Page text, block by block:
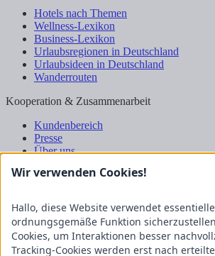
Hotels nach Themen
Wellness-Lexikon
Business-Lexikon
Urlaubsregionen in Deutschland
Urlaubsideen in Deutschland
Wanderrouten
Kooperation & Zusammenarbeit
Kundenbereich
Presse
Über uns
Service/Partner
Rechtliches
Impressum
Datenschutz
Wir verwenden Cookies!
Hallo, diese Website verwendet
ordnungsgemäße Funktion
Cookies, um Interaktionen besser
Tracking-Cookies werden erst nach